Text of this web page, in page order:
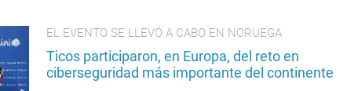
EL EVENTO SE LLEVÓ A CABO EN NORUEGA
Ticos participaron, en Europa, del reto en
ciberseguridad más importante del continente